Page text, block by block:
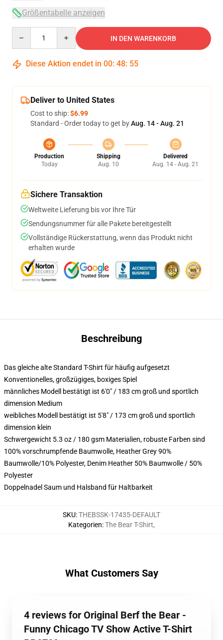
Größentabelle anzeigen
IN DEN WARENKORB
Diese Aktion endet in 00: 48: 54
Deliver to United States
Cost to ship:$6.99
Standard - Order today to get byAug. 14 - Aug. 21
Production
Today
Shipping
Aug. 10
Delivered
Aug. 14 - Aug. 21
Sichere Transaktion
Weltweite Lieferung bis vor Ihre Tür
Sendungsnummer für alle Pakete bereitgestellt
Vollständige Rückerstattung, wenn das Produkt nicht
erhalten wurde
Beschreibung
Das gleiche alte Standard T-Shirt für häufig aufgesetzt
Konventionelles, großzügiges, boxiges Spiel
männliches Modell bestätigt ist 6'0" / 183 cm groß und sportlich
dimension Medium
weibliches Modell bestätigt ist 5'8" / 173 cm groß und sportlich
dimension klein
Schwergewicht 5.3 oz / 180 gsm Materialien, robuste Farben sind
100% vorschrumpfende Baumwolle, Heather Grey 90%
Baumwolle/10% Polyester, Denim Heather 50% Baumwolle / 50%
Polyester
Doppelnadel Saum und Halsband für Haltbarkeit
SKU:THEBSSK-17435-DEFAULT
Kategorien:The Bear T-Shirt,
What Customers Say
4 reviews for Original Berf the Bear -
Funny Chicago TV Show Active T-Shirt